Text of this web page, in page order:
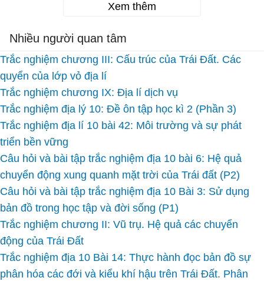
Xem thêm
Nhiều người quan tâm
Trắc nghiệm chương III: Cấu trúc của Trái Đất. Các
quyển của lớp vỏ địa lí
Trắc nghiệm chương IX: Địa lí dịch vụ
Trắc nghiệm địa lý 10: Đề ôn tập học kì 2 (Phần 3)
Trắc nghiệm địa lí 10 bài 42: Môi trường và sự phát
triển bền vững
Câu hỏi và bài tập trắc nghiệm địa 10 bài 6: Hệ quả
chuyển động xung quanh mặt trời của Trái đất (P2)
Câu hỏi và bài tập trắc nghiệm địa 10 Bài 3: Sử dụng
bản đồ trong học tập và đời sống (P1)
Trắc nghiệm chương II: Vũ trụ. Hệ quả các chuyển
động của Trái Đất
Trắc nghiệm địa 10 Bài 14: Thực hành đọc bản đồ sự
phân hóa các đới và kiểu khí hậu trên Trái Đất. Phân